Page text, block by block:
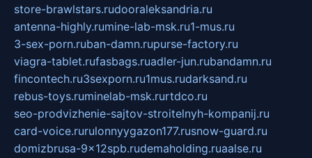
store-brawlstars.rudooraleksandria.ru
antenna-highly.rumine-lab-msk.ru1-mus.ru
3-sex-porn.ruban-damn.rupurse-factory.ru
viagra-tablet.rufasbags.ruadler-jun.rubandamn.ru
fincontech.ru3sexporn.ru1mus.rudarksand.ru
rebus-toys.ruminelab-msk.rurtdco.ru
seo-prodvizhenie-sajtov-stroitelnyh-kompanij.ru
card-voice.rurulonnyygazon177.rusnow-guard.ru
domizbrusa-9x12spb.rudemaholding.ruaalse.ru